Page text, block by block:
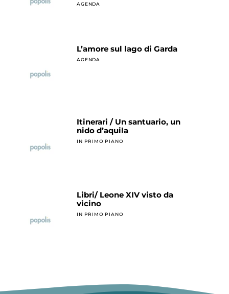
AGENDA
L’amore sul lago di Garda
AGENDA
Itinerari / Un santuario, un
nido d’aquila
IN PRIMO PIANO
Libri/ Leone XIV visto da
vicino
IN PRIMO PIANO